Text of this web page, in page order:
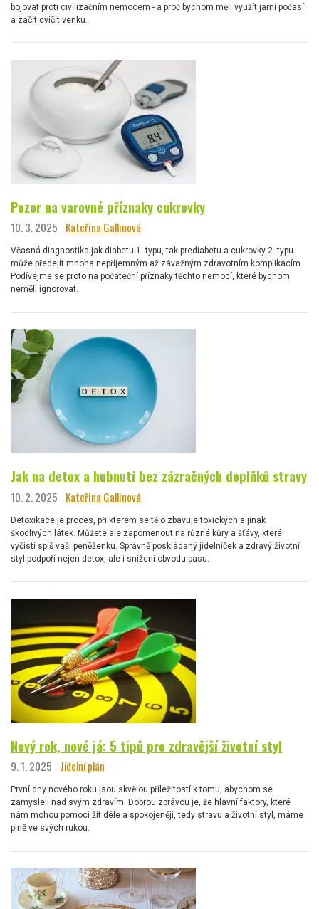
bojovat proti civilizačním nemocem - a proč bychom měli využít jarní počasí
a začít cvičit venku.
Pozor na varovné příznaky cukrovky
10. 3. 2025 Kateřina Gallinová
Včasná diagnostika jak diabetu 1. typu, tak prediabetu a cukrovky 2. typu
může předejít mnoha nepříjemným až závažným zdravotním komplikacím.
Podívejme se proto na počáteční příznaky těchto nemocí, které bychom
neměli ignorovat.
Jak na detox a hubnutí bez zázračných doplňků stravy
10. 2. 2025 Kateřina Gallinová
Detoxikace je proces, při kterém se tělo zbavuje toxických a jinak
škodlivých látek. Můžete ale zapomenout na různé kůry a šťávy, které
vyčistí spíš vaši peněženku. Správně poskládaný jídelníček a zdravý životní
styl podpoří nejen detox, ale i snížení obvodu pasu.
Nový rok, nové já: 5 tipů pro zdravější životní styl
9. 1. 2025 Jídelní plán
První dny nového roku jsou skvělou příležitostí k tomu, abychom se
zamysleli nad svým zdravím. Dobrou zprávou je, že hlavní faktory, které
nám mohou pomoci žít déle a spokojeněji, tedy stravu a životní styl, máme
plně ve svých rukou.